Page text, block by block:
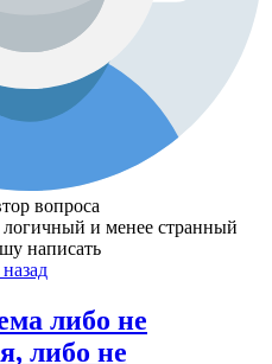
вопроса
и менее странный
написать
либо не
либо не